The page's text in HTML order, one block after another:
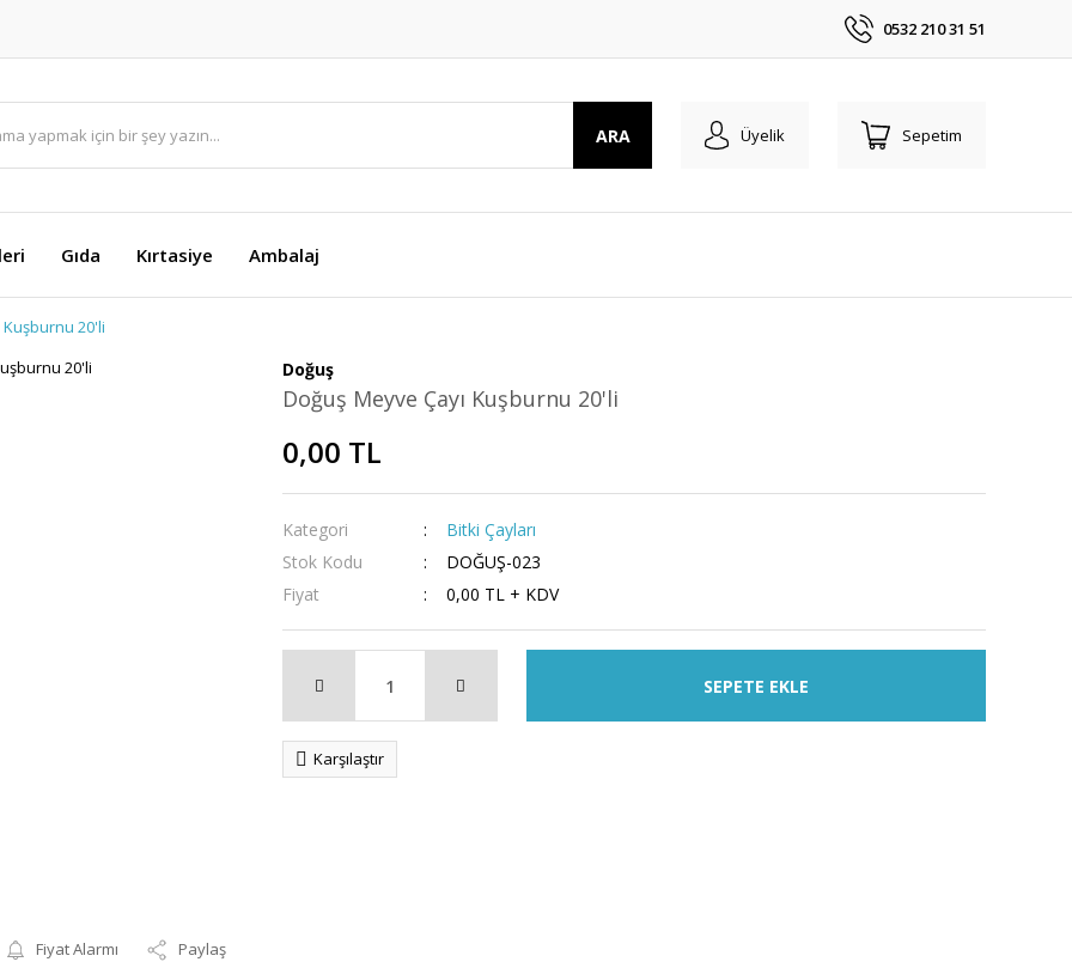
0532 210 31 51
ARA Üyelik Sepetim
Gıda Kırtasiye Ambalaj
Kuşburnu 20'li
Fiyat Alarmı Paylaş
Doğuş
Doğuş Meyve Çayı Kuşburnu 20'li
0,00 TL
Kategori
Bitki Çayları
Stok Kodu
DOĞUŞ-023
Fiyat
0,00 TL + KDV
SEPETE EKLE
Karşılaştır